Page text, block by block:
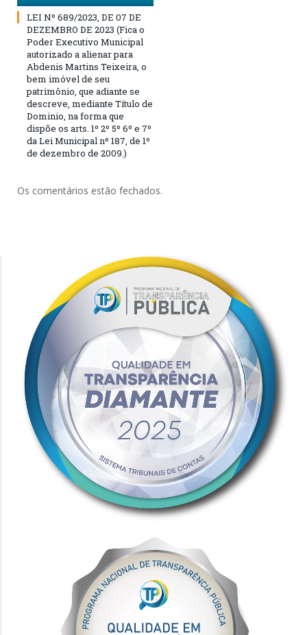
LEI Nº 689/2023, DE 07 DE
DEZEMBRO DE 2023 (Fica o
Poder Executivo Municipal
autorizado a alienar para
Abdenis Martins Teixeira, o
bem imóvel de seu
patrimônio, que adiante se
descreve, mediante Título de
Dominio, na forma que
dispõe os arts. 1º 2º 5º 6º e 7º
da Lei Municipal nº 187, de 1º
de dezembro de 2009.)
Os comentários estão fechados.